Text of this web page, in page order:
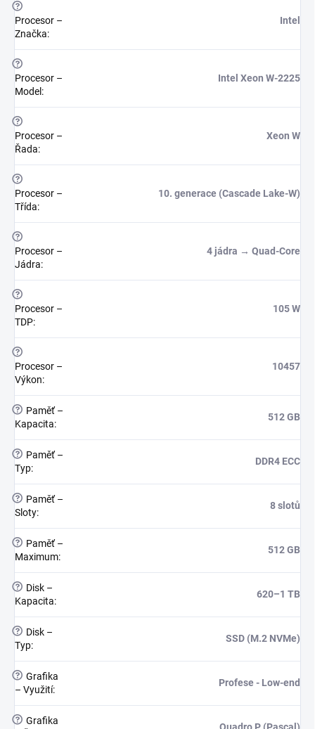
?
Procesor –
Značka:
Intel
?
Procesor –
Model :
Intel Xeon W-2225
?
Procesor –
Řada:
Xeon W
?
Procesor –
Třída:
10. generace (Cascade Lake-W)
?
Procesor –
Jádra:
4 jádra → Quad-Core
?
Procesor –
TDP:
105 W
?
Procesor –
Výkon:
10457
?
Paměť –
Kapacita:
512 GB
?
Paměť –
Typ:
DDR4 ECC
?
Paměť –
Sloty:
8 slotů
?
Paměť –
Maximum:
512 GB
?
Disk –
Kapacita:
620–1 TB
?
Disk –
Typ:
SSD (M.2 NVMe)
? Grafika
– Využití:
Profese - Low-end
? Grafika